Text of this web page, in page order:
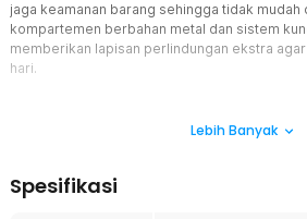
jaga keamanan barang sehingga tidak
kompartemen berbahan metal dan sistem
memberikan lapisan perlindungan ekstra
hari.
tampilan menyerupai buku sehingga lebih
Lebih Banyak
Spesifikasi